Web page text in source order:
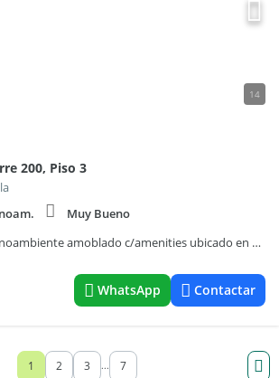
14
200, Piso 3
Muy Bueno
OPORTUNIDAD - Monoambiente amoblado c/amenities ubicado en Villa Carlos Paz
WhatsApp Contactar
1 2 3 ... 7